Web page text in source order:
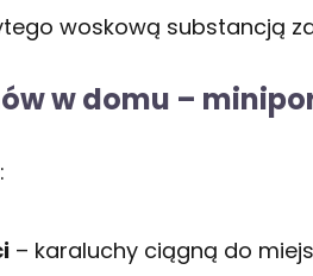
woskową substancją
w domu –
– karaluchy ciągną do